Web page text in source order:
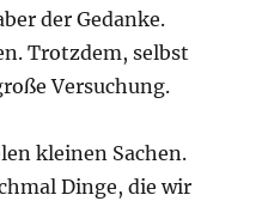
der Gedanke.
Trotzdem, selbst
Versuchung.
kleinen Sachen.
Dinge, die wir